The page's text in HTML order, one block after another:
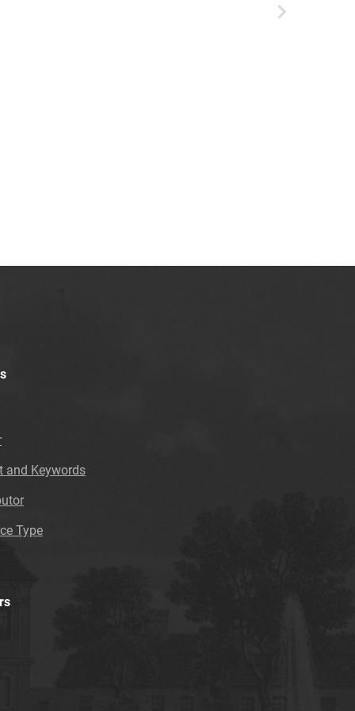
Azotowych Spółka Akcyjna w Tarnowie-
Tarnowskie Azoty : tygodnik. 1997
Tarnowskie Azoty : tygodnik. 1998, nr 4
Tarnowskie Azoty : tygodnik. 1998, nr 5
Tarnowskie Azoty : tygodnik. 1998, nr 7
and Keywords
Type